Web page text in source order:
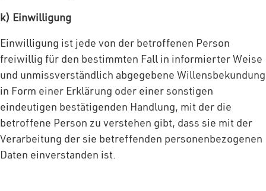
k) Einwilligung
Einwilligung ist jede von der betroffenen Person
freiwillig für den bestimmten Fall in informierter Weise
und unmissverständlich abgegebene Willensbekundung
in Form einer Erklärung oder einer sonstigen
eindeutigen bestätigenden Handlung, mit der die
betroffene Person zu verstehen gibt, dass sie mit der
Verarbeitung der sie betreffenden personenbezogenen
Daten einverstanden ist.